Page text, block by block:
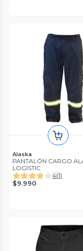
Alaska
PANTALÓN CARGO
LOGISTIC
4(1)
$9.990